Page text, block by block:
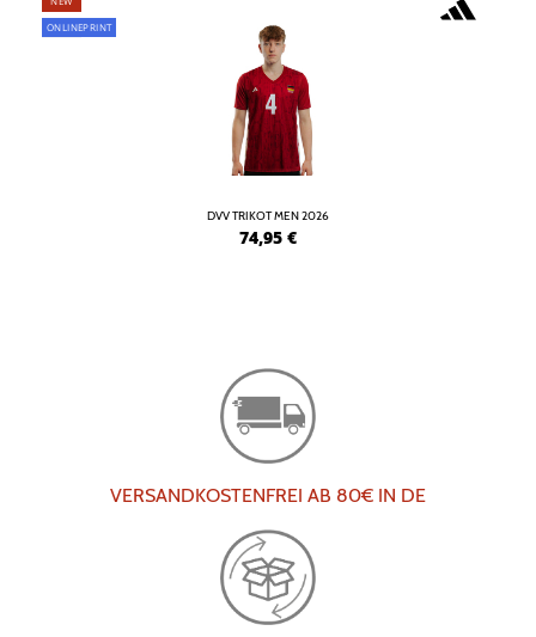
ONLINEPRINT
DVV TRIKOT MEN 2026
74,95 €
VERSANDKOSTENFREI AB 80€ IN DE